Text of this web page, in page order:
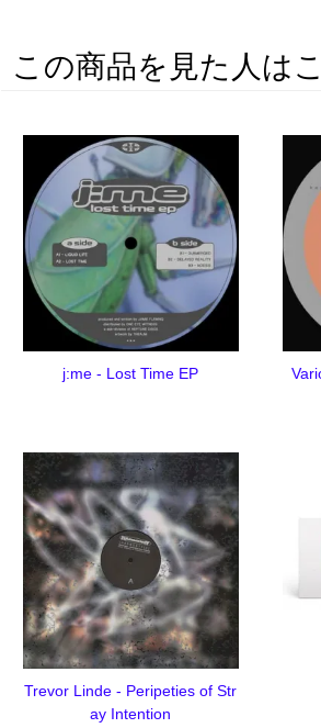
この商品を見た人は
j:me - Lost Time EP
Trevor Linde - Peripeties of Str
ay Intention